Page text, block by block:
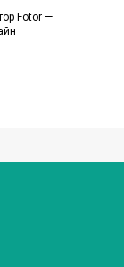
Fotor —